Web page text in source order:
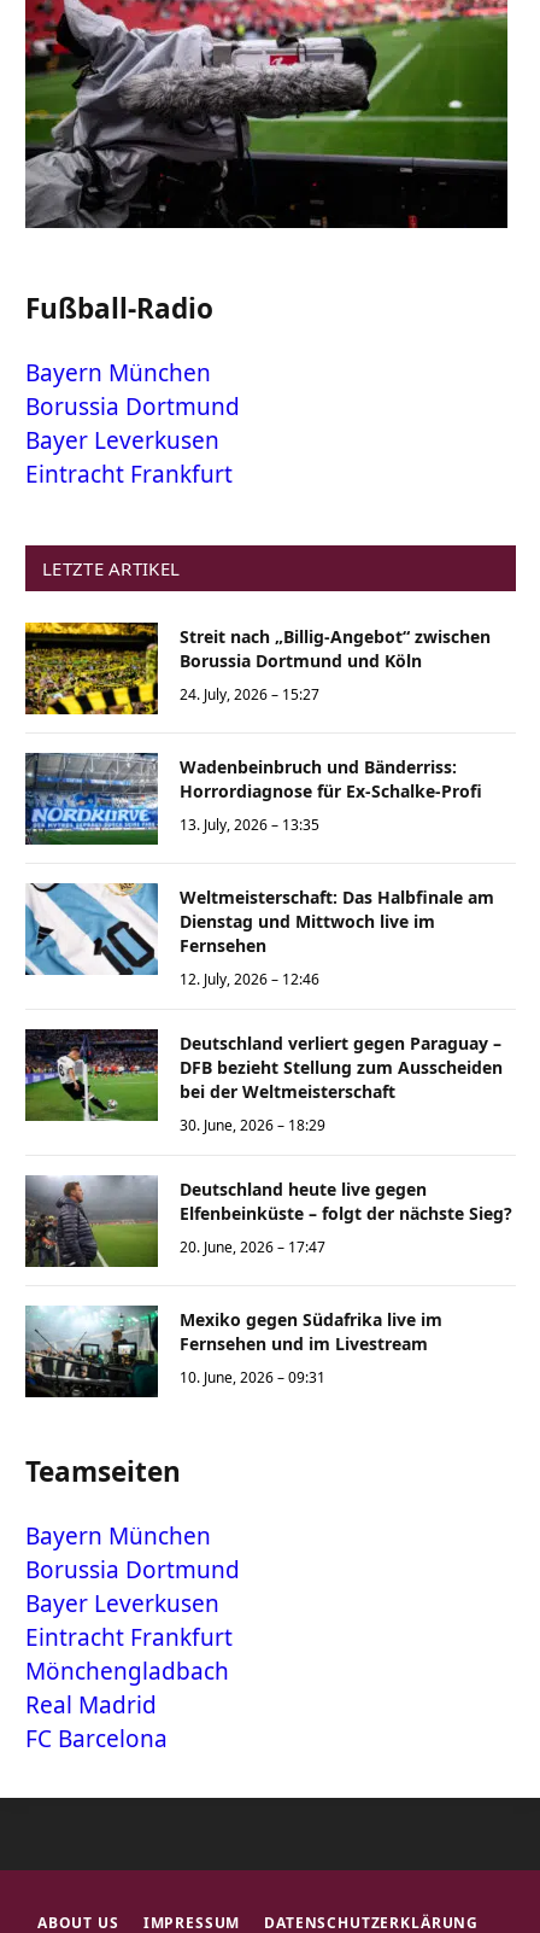
Fußball-Radio
Bayern München
Borussia Dortmund
Bayer Leverkusen
Eintracht Frankfurt
LETZTE ARTIKEL
Streit nach „Billig-Angebot“ zwischen
Borussia Dortmund und Köln
24. July, 2026 – 15:27
Wadenbeinbruch und Bänderriss:
Horrordiagnose für Ex-Schalke-Profi
13. July, 2026 – 13:35
Weltmeisterschaft: Das Halbfinale am
Dienstag und Mittwoch live im
Fernsehen
12. July, 2026 – 12:46
Deutschland verliert gegen Paraguay –
DFB bezieht Stellung zum Ausscheiden
bei der Weltmeisterschaft
30. June, 2026 – 18:29
Deutschland heute live gegen
Elfenbeinküste – folgt der nächste Sieg?
20. June, 2026 – 17:47
Mexiko gegen Südafrika live im
Fernsehen und im Livestream
10. June, 2026 – 09:31
Teamseiten
Bayern München
Borussia Dortmund
Bayer Leverkusen
Eintracht Frankfurt
Mönchengladbach
Real Madrid
FC Barcelona
ABOUT US IMPRESSUM DATENSCHUTZERKLÄRUNG